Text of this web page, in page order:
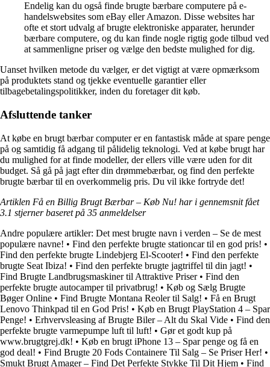
Endelig kan du også finde brugte bærbare computere på e-
handelswebsites som eBay eller Amazon. Disse websites har
ofte et stort udvalg af brugte elektroniske apparater, herunder
bærbare computere, og du kan finde nogle rigtig gode tilbud ved
at sammenligne priser og vælge den bedste mulighed for dig.
Uanset hvilken metode du vælger, er det vigtigt at være opmærksom
på produktets stand og tjekke eventuelle garantier eller
tilbagebetalingspolitikker, inden du foretager dit køb.
Afsluttende tanker
At købe en brugt bærbar computer er en fantastisk måde at spare penge
på og samtidig få adgang til pålidelig teknologi. Ved at købe brugt har
du mulighed for at finde modeller, der ellers ville være uden for dit
budget. Så gå på jagt efter din drømmebærbar, og find den perfekte
brugte bærbar til en overkommelig pris. Du vil ikke fortryde det!
Artiklen Få en Billig Brugt Bærbar – Køb Nu! har i gennemsnit fået
3.1 stjerner baseret på 35 anmeldelser
Andre populære artikler: Det mest brugte navn i verden – Se de mest
populære navne! • Find den perfekte brugte stationcar til en god pris! •
Find den perfekte brugte Lindebjerg El-Scooter! • Find den perfekte
brugte Seat Ibiza! • Find den perfekte brugte jagtriffel til din jagt! •
Find Brugte Landbrugsmaskiner til Attraktive Priser• Find den
perfekte brugte autocamper til privatbrug! • Køb og Sælg Brugte
Bøger Online • Find Brugte Montana Reoler til Salg! • Få en Brugt
Lenovo Thinkpad til en God Pris! • Køb en Brugt PlayStation 4 – Spar
Penge! • Erhvervsleasing af Brugte Biler – Alt du Skal Vide • Find den
perfekte brugte varmepumpe luft til luft! • Gør et godt kup på
www.brugtgrej.dk! • Køb en brugt iPhone 13 – Spar penge og få en
god deal! • Find Brugte 20 Fods Containere Til Salg – Se Priser Her! •
Smukt Brugt Amager – Find Det Perfekte Stykke Til Dit Hjem • Find